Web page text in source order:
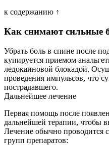
к содержанию ↑
Как снимают сильные
Убрать боль в спине после
купируется приемом
ледокаиновой блокадой.
проведения импульсов, что
пострадавшего.
Дальнейшее лечение
Первая помощь после
дальнейшей терапии, чтобы
Лечение обычно проводится
групп препаратов: